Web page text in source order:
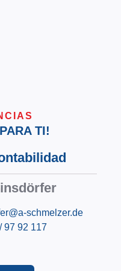
TI!
schmelzer.de
97 92 117